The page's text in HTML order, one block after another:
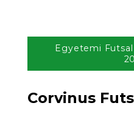
Egyetemi Futsal
Corvinus